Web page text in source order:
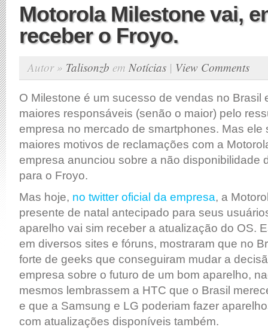
Motorola Milestone vai,
receber o Froyo.
Autor » Talisonzb em Notícias | View Comments
O Milestone é um sucesso de vendas no Brasil
maiores responsáveis (senão o maior) pelo
empresa no mercado de smartphones. Mas ele
maiores motivos de reclamações com a
empresa anunciou sobre a não disponibilidade
para o Froyo.
Mas hoje, no twitter oficial da empresa, a
presente de natal antecipado para seus
aparelho vai sim receber a atualização do OS.
em diversos sites e fóruns, mostraram que no
forte de geeks que conseguiram mudar a
empresa sobre o futuro de um bom aparelho,
mesmos lembrassem a HTC que o Brasil
e que a Samsung e LG poderiam fazer
com atualizações disponíveis também.